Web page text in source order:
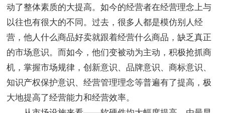
动了整体素质的大提高。如今的经营者在经营理念上与
以往也有很大的不同。过去，很多人都是模仿别人经
营，他人什么商品好卖就跟着经营什么商品，缺乏真正
的市场意识。而如今，他们变被动为主动，积极抢抓商
机，掌握市场规律，创新意识、品牌意识、商标意识、
知识产权保护意识、经营管理理念等普遍有了提高，极
大地提高了经营能力和经营效率。